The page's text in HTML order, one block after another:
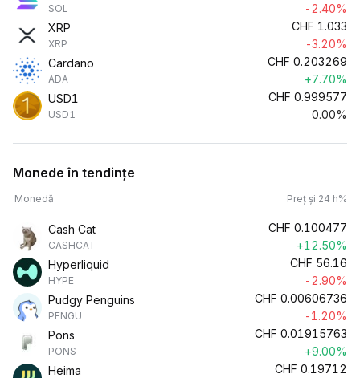
SOL
-2.40%
XRP
XRP
CHF 1.033
-3.20%
Cardano
ADA
CHF 0.203269
+7.70%
USD1
USD1
CHF 0.999577
0.00%
Monede în tendințe
Monedă Preț și 24 h%
Cash Cat
CASHCAT
CHF 0.100477
+12.50%
Hyperliquid
HYPE
CHF 56.16
-2.90%
Pudgy Penguins
PENGU
CHF 0.00606736
-1.20%
Pons
PONS
CHF 0.01915763
+9.00%
Heima
CHF 0.19712